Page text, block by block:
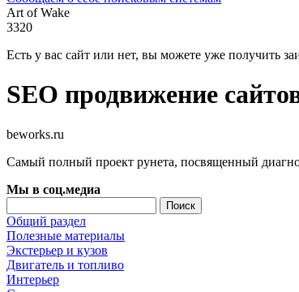
Art of Wake
3320
Есть у вас сайт или нет, вы можете уже получить
SEO продвижение
beworks.ru
Самый полный проект рунета, посвященный
Мы в соц.медиа
Общий раздел
Полезные материалы
Экстерьер и кузов
Двигатель и топливо
Интерьер